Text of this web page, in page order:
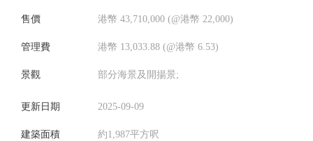
售價 港幣 43,710,000 (@港幣 22,000)
管理費 港幣 13,033.88 (@港幣 6.53)
景觀 部分海景及開揚景;
更新日期 2025-09-09
建築面積 約1,987平方呎